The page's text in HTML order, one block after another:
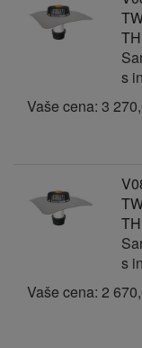
s
Vaše cena: 3
s
Vaše cena: 2